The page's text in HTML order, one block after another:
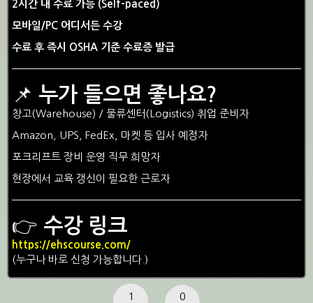
2시간 내 수료 가능 (Self-paced)
모바일/PC 어디서든 수강
수료 후 즉시 OSHA 기준 수료증 발급
📌 누가 들으면 좋나요?
창고(Warehouse) / 물류센터(Logistics) 취업 준비자
Amazon, UPS, FedEx, 마켓 등 입사 예정자
포크리프트 장비 운영 직무 희망자
현장에서 교육 갱신이 필요한 근로자
👉 수강 링크
https://ehscourse.com/
(누구나 바로 신청 가능합니다.)
1 0